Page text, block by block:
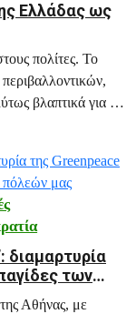
Ελλάδας ως
πολίτες. Το
βλαπτικά για το
διαμαρτυρία
των
Αθήνας, με